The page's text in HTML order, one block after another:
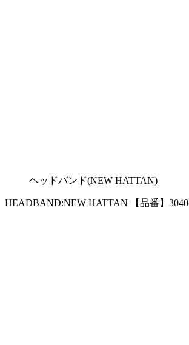
ヘッドバンド(NEW HATTAN)
HEADBAND:NEW HATTAN 【品番】3040